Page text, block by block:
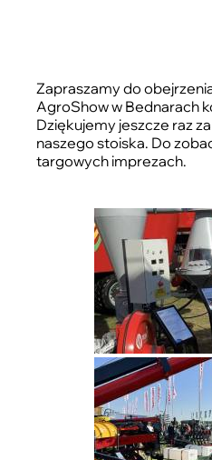
Zapraszamy do
AgroShow w Bednarach
Dziękujemy jeszcze raz
naszego stoiska. Do
targowych imprezach.